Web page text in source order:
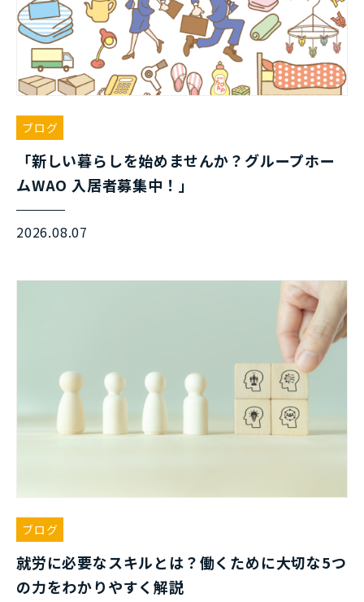
ブログ
「新しい暮らしを始めませんか？グループホー
ムWAO 入居者募集中！」
2026.08.07
ブログ
就労に必要なスキルとは？働くために大切な5つ
の力をわかりやすく解説